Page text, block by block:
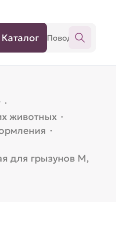
Каталог
·
животных ·
·
для грызунов M,